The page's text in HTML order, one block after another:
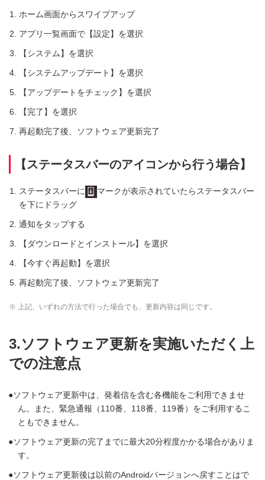
ホーム画面からスワイプアップ
アプリ一覧画面で【設定】を選択
【システム】を選択
【システムアップデート】を選択
【アップデートをチェック】を選択
【完了】を選択
再起動完了後、ソフトウェア更新完了
【ステータスバーのアイコンから行う場合】
ステータスバーに
マークが表示されていたらステータスバー
を下にドラッグ
通知をタップする
【ダウンロードとインストール】を選択
【今すぐ再起動】を選択
再起動完了後、ソフトウェア更新完了
※ 上記、いずれの方法で行った場合でも、更新内容は同じです。
3.ソフトウェア更新を実施いただく上
での注意点
ソフトウェア更新中は、発着信を含む各機能をご利用できませ
ん。また、緊急通報（110番、118番、119番）をご利用するこ
ともできません。
ソフトウェア更新の完了までに最大20分程度かかる場合がありま
す。
ソフトウェア更新後は以前のAndroidバージョンへ戻すことはで